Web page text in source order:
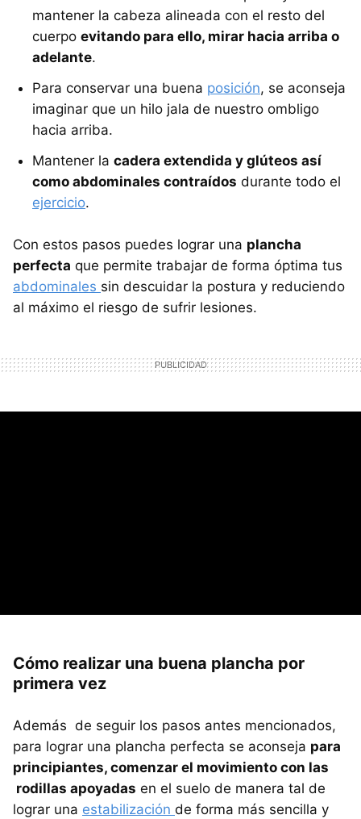
mantener la cabeza alineada con el resto del
cuerpo evitando para ello, mirar hacia arriba o
adelante.
Para conservar una buena posición, se aconseja
imaginar que un hilo jala de nuestro ombligo
hacia arriba.
Mantener la cadera extendida y glúteos así
como abdominales contraídos durante todo el
ejercicio.
Con estos pasos puedes lograr una plancha
perfecta que permite trabajar de forma óptima tus
abdominales sin descuidar la postura y reduciendo
al máximo el riesgo de sufrir lesiones.
Cómo realizar una buena plancha por
primera vez
Además de seguir los pasos antes mencionados,
para lograr una plancha perfecta se aconseja para
principiantes, comenzar el movimiento con las
rodillas apoyadas en el suelo de manera tal de
lograr una estabilización de forma más sencilla y